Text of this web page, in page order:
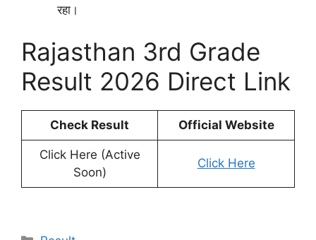
रहा।
Rajasthan 3rd Grade
Result 2026 Direct Link
Check Result Official Website
Click Here (Active
Soon)
Click Here